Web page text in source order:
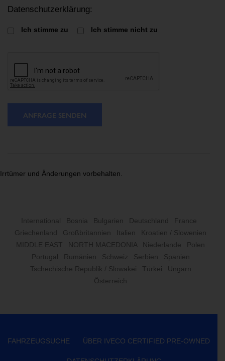
Datenschutzerklärung:
Ich stimme zu Ich stimme nicht zu
ANFRAGE SENDEN
Irrtümer und Änderungen vorbehalten.
International Bosnia Bulgarien Deutschland
France
Griechenland
Großbritannien Italien
Kroatien / Slowenien
MIDDLE EAST
NORTH MACEDONIA Niederlande
Polen
Portugal
Rumänien Schweiz Serbien
Spanien
Tschechische Republik / Slowakei
Türkei
Ungarn
Österreich
FAHRZEUGSUCHE ÜBER IVECO CERTIFIED PRE-OWNED